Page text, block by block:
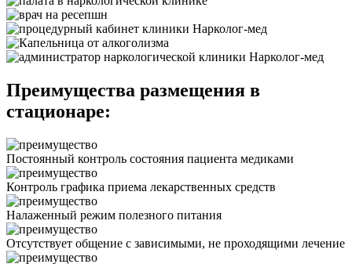
Преимущества размещения в
стационаре:
Постоянный контроль состояния пациента медиками
Контроль графика приема лекарственных средств
Налаженный режим полезного питания
Отсутствует общение с зависимыми, не проходящими лечение